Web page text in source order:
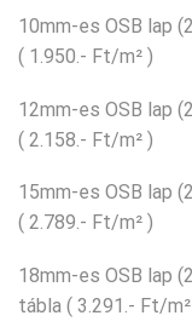
10mm-es OSB lap
( 1.950.- Ft/m² )
12mm-es OSB lap
( 2.158.- Ft/m² )
15mm-es OSB lap
( 2.789.- Ft/m² )
18mm-es OSB lap
tábla ( 3.291.- Ft/